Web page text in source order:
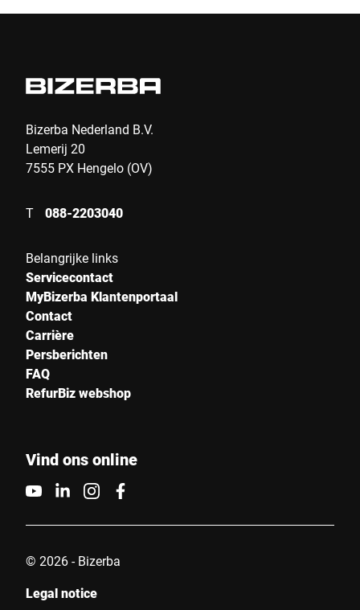
Bizerba Nederland B.V.
Lemerij 20
7555 PX Hengelo (OV)
T 088-2203040
Belangrijke links
Servicecontact
MyBizerba Klantenportaal
Contact
Carrière
Persberichten
FAQ
RefurBiz webshop
Vind ons online
© 2026 - Bizerba
Legal notice